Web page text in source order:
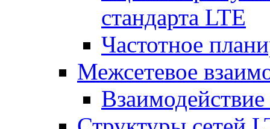
стандарта LTE
Частотное
Межсетевое